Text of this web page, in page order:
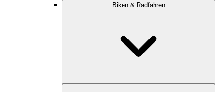
Biken & Radfahren